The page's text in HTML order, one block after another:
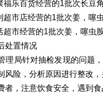
福乐百货经营的1批次长豆
超市店经营的1批次姜，噻
超市经营的1批次姜，噻虫
处置情况
理局针对抽检发现的问题
风险，分析原因进行整改
者，注意饮食安全，遇到